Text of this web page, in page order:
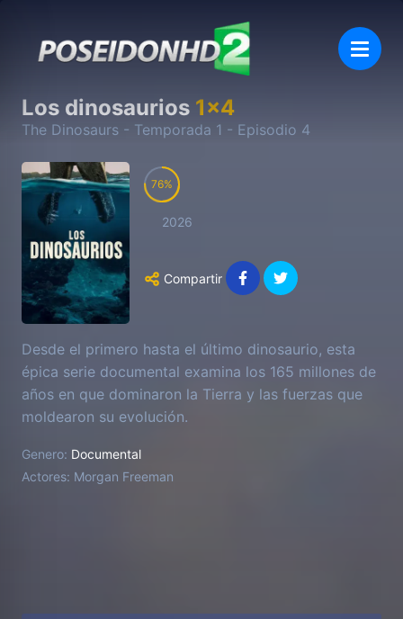
Los dinosaurios 1x4
The Dinosaurs - Temporada 1 - Episodio 4
76
2026
Compartir
Desde el primero hasta el último dinosaurio, esta
épica serie documental examina los 165 millones de
años en que dominaron la Tierra y las fuerzas que
moldearon su evolución.
Genero: Documental
Actores: Morgan Freeman